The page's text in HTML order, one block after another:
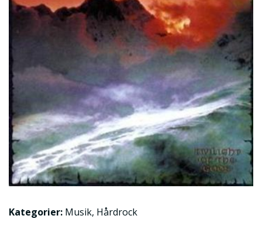
Kategorier: Musik, Hårdrock